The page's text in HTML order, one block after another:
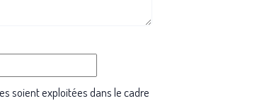
soient exploitées dans le cadre